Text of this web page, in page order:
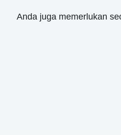
Anda juga memerlukan